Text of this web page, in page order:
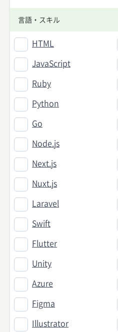
言語・スキル
HTML
JavaScript
Ruby
Python
Go
Node.js
Next.js
Nuxt.js
Laravel
Swift
Flutter
Unity
Azure
Figma
Illustrator